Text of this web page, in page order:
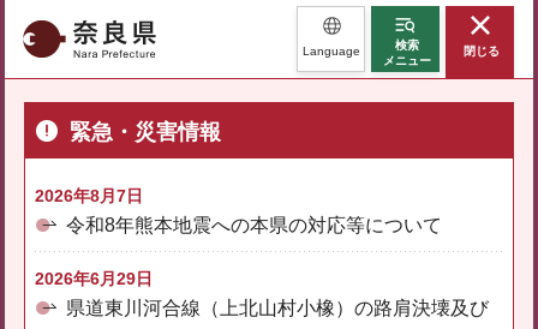
奈良県 Language
検索
メニュー
閉じる
緊急・災害情報
2026年8月7日
令和8年熊本地震への本県の対応等について
2026年6月29日
県道東川河合線（上北山村小橡）の路肩決壊及び